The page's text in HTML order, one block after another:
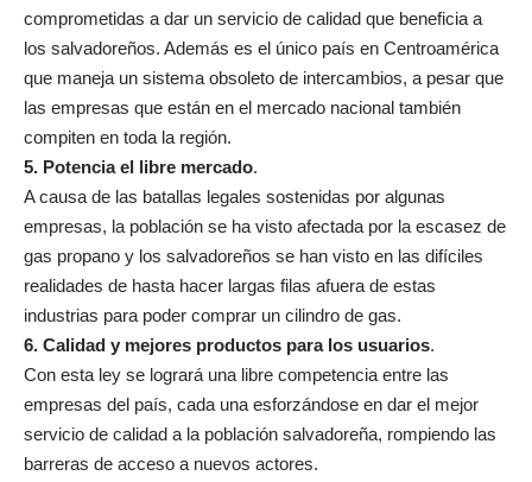
comprometidas a dar un servicio de calidad que beneficia a
los salvadoreños. Además es el único país en Centroamérica
que maneja un sistema obsoleto de intercambios, a pesar que
las empresas que están en el mercado nacional también
compiten en toda la región.
5. Potencia el libre mercado.
A causa de las batallas legales sostenidas por algunas
empresas, la población se ha visto afectada por la escasez de
gas propano y los salvadoreños se han visto en las difíciles
realidades de hasta hacer largas filas afuera de estas
industrias para poder comprar un cilindro de gas.
6. Calidad y mejores productos para los usuarios.
Con esta ley se logrará una libre competencia entre las
empresas del país, cada una esforzándose en dar el mejor
servicio de calidad a la población salvadoreña, rompiendo las
barreras de acceso a nuevos actores.